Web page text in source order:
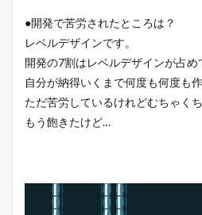
●開発で苦労されたところは？
レベルデザインです。
開発の7割はレベルデザインが占め
自分が納得いくまで何度も何度も
ただ苦労しているけれどむちゃく
もう飽きたけど…